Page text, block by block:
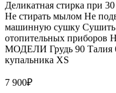
Деликатная стирка при
Не стирать мылом Не
машинную сушку Сушить
отопительных
МОДЕЛИ Грудь 90 Талия
купальника XS
7 900₽